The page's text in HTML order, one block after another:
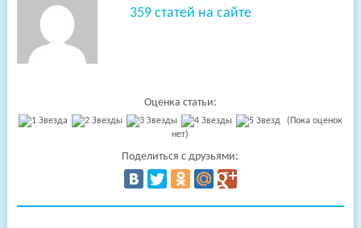
359 статей на сайте
Оценка статьи:
(Пока оценок
нет)
Поделиться с друзьями: